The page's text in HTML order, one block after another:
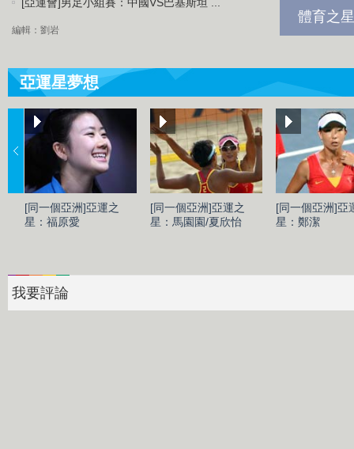
編輯：劉岩
體育之
亞運星夢想
[同一個亞洲]亞運之
星：福原愛
[同一個亞洲]亞運之
星：馬園園/夏欣怡
[同一個亞洲]亞
星：鄭潔
我要評論